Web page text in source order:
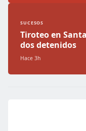
SUCESOS
Tiroteo en
dos detenidos
Hace 3h